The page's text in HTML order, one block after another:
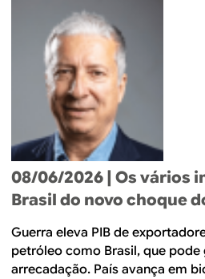
08/06/2026 | Os vários
Brasil do novo choque
Guerra eleva PIB de
petróleo como Brasil, que pode
arrecadação. País avança em